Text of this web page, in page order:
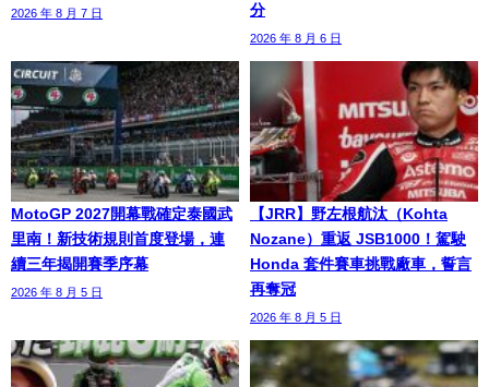
2026 年 8 月 7 日
分
2026 年 8 月 6 日
MotoGP 2027開幕戰確定泰國武
里南！新技術規則首度登場，連
續三年揭開賽季序幕
2026 年 8 月 5 日
【JRR】野左根航汰（Kohta
Nozane）重返 JSB1000！駕駛
Honda 套件賽車挑戰廠車，誓言
再奪冠
2026 年 8 月 5 日